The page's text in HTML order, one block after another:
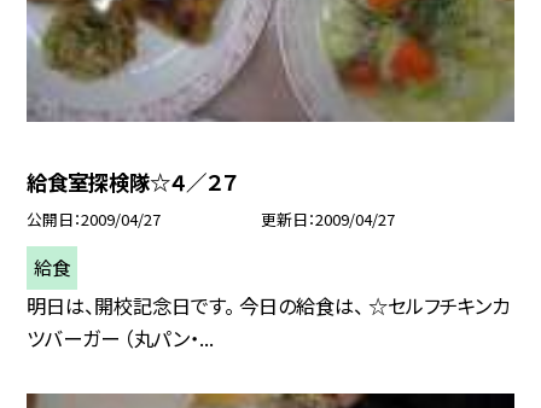
給食室探検隊☆４／２７
公開日 2009/04/27 更新日 2009/04/27
給食
明日は、開校記念日です。 今日の給食は、 ☆セルフチキンカ
ツバーガー （丸パン・...